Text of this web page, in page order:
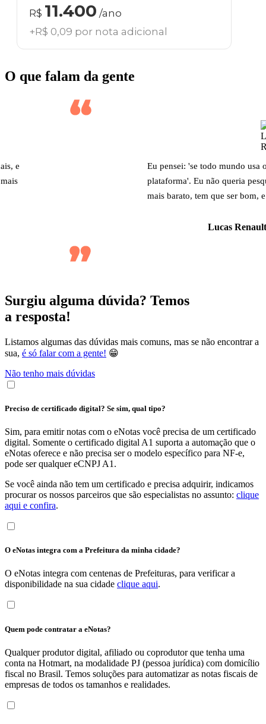
R$ 11.400 /ano
+R$ 0,09 por nota adicional
O que falam da gente
e
Eu pensei: 'se todo mundo usa
plataforma'. Eu não queria
mais barato, tem que ser bom,
Lucas
Surgiu alguma dúvida? Temos
a resposta!
Listamos algumas das dúvidas mais comuns, mas se não encontrar a
sua, é só falar com a gente! 😁
Não tenho mais dúvidas
Preciso de certificado digital? Se sim, qual tipo?
Sim, para emitir notas com o eNotas você precisa de um certificado
digital. Somente o certificado digital A1 suporta a automação que o
eNotas oferece e não precisa ser o modelo específico para NF-e,
pode ser qualquer eCNPJ A1.
Se você ainda não tem um certificado e precisa adquirir, indicamos
procurar os nossos parceiros que são especialistas no assunto: clique
aqui e confira.
O eNotas integra com a Prefeitura da minha cidade?
O eNotas integra com centenas de Prefeituras, para verificar a
disponibilidade na sua cidade clique aqui.
Quem pode contratar a eNotas?
Qualquer produtor digital, afiliado ou coprodutor que tenha uma
conta na Hotmart, na modalidade PJ (pessoa jurídica) com domicílio
fiscal no Brasil. Temos soluções para automatizar as notas fiscais de
empresas de todos os tamanhos e realidades.